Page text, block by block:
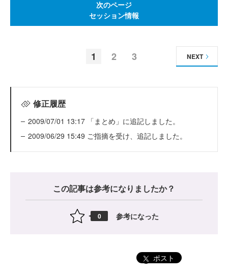
次のページ
セッション情報
1 2 3 NEXT
修正履歴
2009/07/01 13:17 「まとめ」に追記しました。
2009/06/29 15:49 ご指摘を受け、追記しました。
この記事は参考になりましたか？
0 参考になった
ポスト